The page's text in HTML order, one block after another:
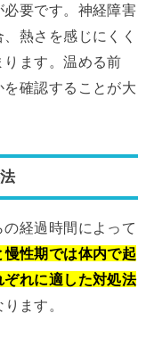
要です。神経障害
熱さを感じにくく
ます。温める前
確認することが大
経過時間によって
慢性期では体内で起
れに適した対処法
ります。